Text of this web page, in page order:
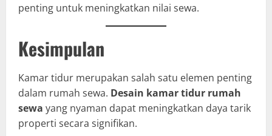
penting untuk meningkatkan nilai sewa.
Kesimpulan
Kamar tidur merupakan salah satu elemen penting
dalam rumah sewa. Desain kamar tidur rumah
sewa yang nyaman dapat meningkatkan daya tarik
properti secara signifikan.